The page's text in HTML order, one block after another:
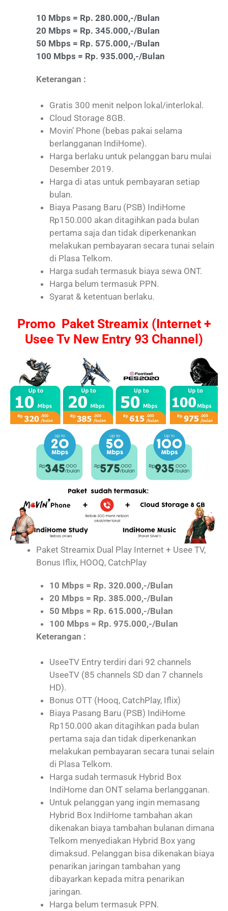
10 Mbps = Rp. 280.000,-/Bulan
20 Mbps = Rp. 345.000,-/Bulan
50 Mbps = Rp. 575.000,-/Bulan
100 Mbps = Rp. 935.000,-/Bulan
Keterangan :
Gratis 300 menit nelpon lokal/interlokal.
Cloud Storage 8GB.
Movin’ Phone (bebas pakai selama
berlangganan IndiHome).
Harga berlaku untuk pelanggan baru mulai
Desember 2019.
Harga di atas untuk pembayaran setiap
bulan.
Biaya Pasang Baru (PSB) IndiHome
Rp150.000 akan ditagihkan pada bulan
pertama saja dan tidak diperkenankan
melakukan pembayaran secara tunai selain
di Plasa Telkom.
Harga sudah termasuk biaya sewa ONT.
Harga belum termasuk PPN.
Syarat & ketentuan berlaku.
Promo Paket Streamix (Internet +
Usee Tv New Entry 93 Channel)
Paket Streamix Dual Play Internet + Usee TV,
Bonus Iflix, HOOQ, CatchPlay
10 Mbps = Rp. 320.000,-/Bulan
20 Mbps = Rp. 385.000,-/Bulan
50 Mbps = Rp. 615.000,-/Bulan
100 Mbps = Rp. 975.000,-/Bulan
Keterangan :
UseeTV Entry terdiri dari 92 channels
UseeTV (85 channels SD dan 7 channels
HD).
Bonus OTT (Hooq, CatchPlay, Iflix)
Biaya Pasang Baru (PSB) IndiHome
Rp150.000 akan ditagihkan pada bulan
pertama saja dan tidak diperkenankan
melakukan pembayaran secara tunai selain
di Plasa Telkom.
Harga sudah termasuk Hybrid Box
IndiHome dan ONT selama berlangganan.
Untuk pelanggan yang ingin memasang
Hybrid Box IndiHome tambahan akan
dikenakan biaya tambahan bulanan dimana
Telkom menyediakan Hybrid Box yang
dimaksud. Pelanggan bisa dikenakan biaya
penarikan jaringan tambahan yang
dibayarkan kepada mitra penarikan
jaringan.
Harga belum termasuk PPN.